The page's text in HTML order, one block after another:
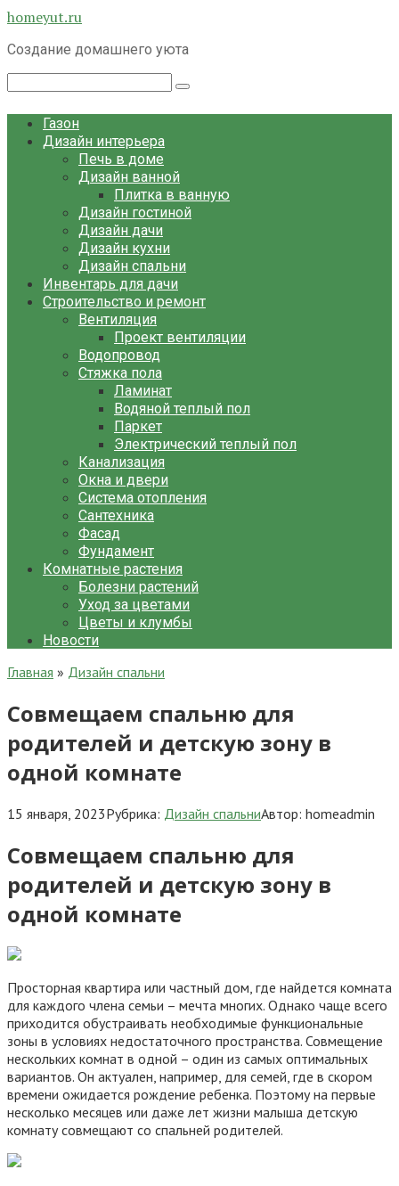
Перейти
контенту
homeyut.ru
Создание домашнего уюта
Газон
Дизайн интерьера
Печь в доме
Дизайн ванной
Плитка в ванную
Дизайн гостиной
Дизайн дачи
Дизайн кухни
Дизайн спальни
Инвентарь для дачи
Строительство и ремонт
Вентиляция
Проект вентиляции
Водопровод
Стяжка пола
Ламинат
Водяной теплый пол
Паркет
Электрический теплый пол
Канализация
Окна и двери
Система отопления
Сантехника
Фасад
Фундамент
Комнатные растения
Болезни растений
Уход за цветами
Цветы и клумбы
Новости
Главная » Дизайн спальни
Совмещаем спальню для
родителей и детскую зону в
одной комнате
15 января, 2023Рубрика: Дизайн спальниАвтор: homeadmin
Совмещаем спальню для
родителей и детскую зону в
одной комнате
Просторная квартира или частный дом, где найдется комната
для каждого члена семьи – мечта многих. Однако чаще всего
приходится обустраивать необходимые функциональные
зоны в условиях недостаточного пространства. Совмещение
нескольких комнат в одной – один из самых оптимальных
вариантов. Он актуален, например, для семей, где в скором
времени ожидается рождение ребенка. Поэтому на первые
несколько месяцев или даже лет жизни малыша детскую
комнату совмещают со спальней родителей.